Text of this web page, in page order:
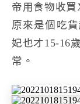
帝用食物收買
原來是個吃
妃也才15-16
常。